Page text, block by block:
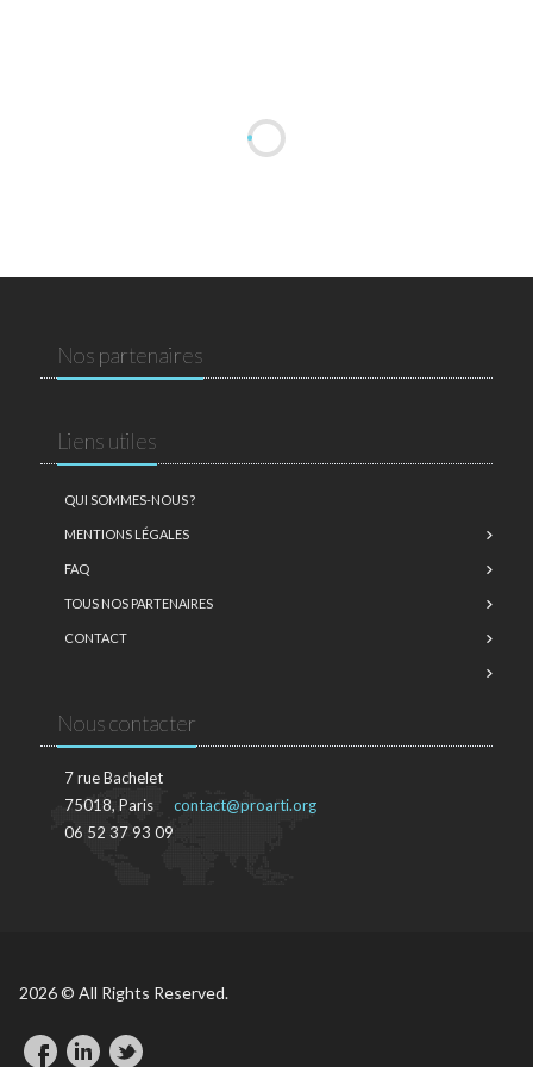
Nos partenaires
Liens utiles
QUI SOMMES-NOUS ?
MENTIONS LÉGALES
FAQ
TOUS NOS PARTENAIRES
CONTACT
Nous contacter
7 rue Bachelet
75018, Paris
06 52 37 93 09
contact@proarti.org
2026 © All Rights Reserved.